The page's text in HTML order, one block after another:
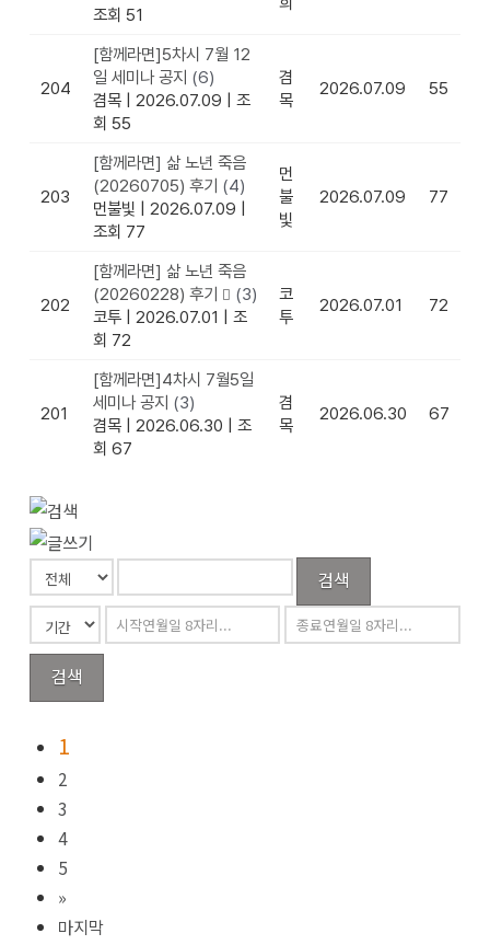
조회 51
204
[함께라면]5차시 7월 12
일 세미나 공지 (6)
겸목
2026.07.09
조
회 55
겸
목
2026.07.09 55
203
[함께라면] 삶 노년 죽음
(20260705) 후기 (4)
먼불빛
2026.07.09
조회 77
먼
불
빛
2026.07.09 77
202
[함께라면] 삶 노년 죽음
(20260228) 후기
(3)
코투
2026.07.01
조
회 72
코
투
2026.07.01 72
201
[함께라면]4차시 7월5일
세미나 공지 (3)
겸목
2026.06.30
조
회 67
겸
목
2026.06.30 67
검색
검색
1
2
3
4
5
»
마지막